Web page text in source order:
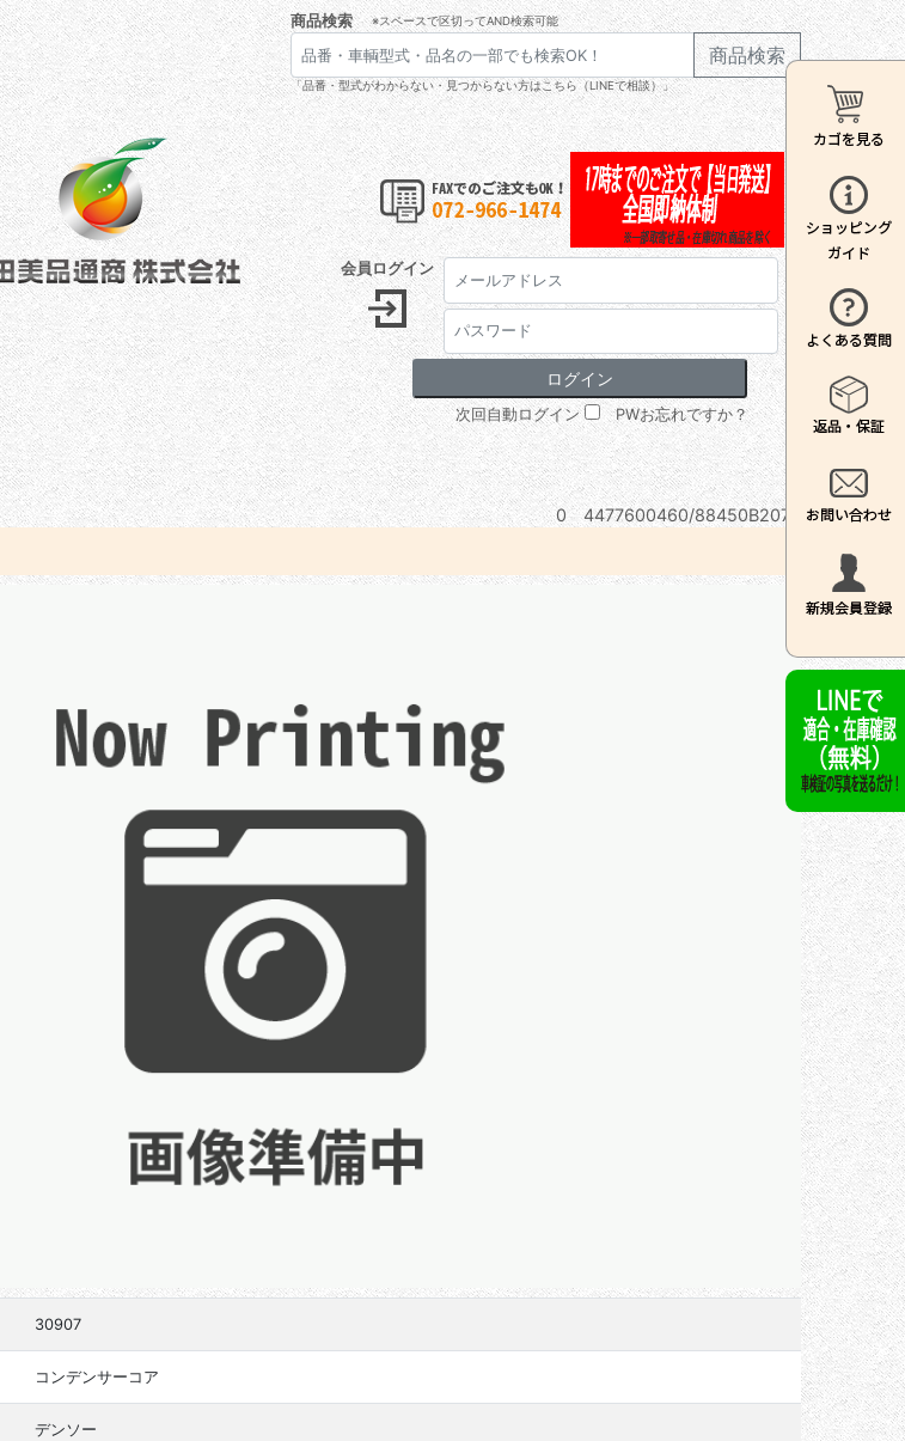
商品検索 ※スペースで区切ってAND検索可能
商品検索
「品番・型式がわからない・見つからない方はこちら（LINEで相談）」
会員ログイン
次回自動ログイン PWお忘れですか？
0 4477600460/88450B2070
30907
コンデンサーコア
デンソー